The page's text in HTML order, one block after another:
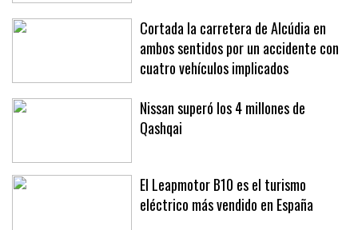
Cortada la carretera de Alcúdia en
ambos sentidos por un accidente con
cuatro vehículos implicados
Nissan superó los 4 millones de
Qashqai
El Leapmotor B10 es el turismo
eléctrico más vendido en España